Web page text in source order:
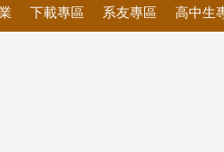
下載專區 系友專區 高中生